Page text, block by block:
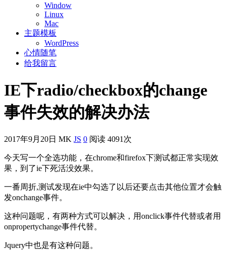
Window
Linux
Mac
主题模板
WordPress
心情随笔
给我留言
IE下radio/checkbox的change
事件失效的解决办法
2017年9月20日 MK JS 0 阅读 4091次
今天写一个全选功能，在chrome和firefox下测试都正常实现效
果，到了ie下死活没效果。
一番周折,测试发现在ie中勾选了以后还要点击其他位置才会触
发onchange事件。
这种问题呢，有两种方式可以解决，用onclick事件代替或者用
onpropertychange事件代替。
Jquery中也是有这种问题。